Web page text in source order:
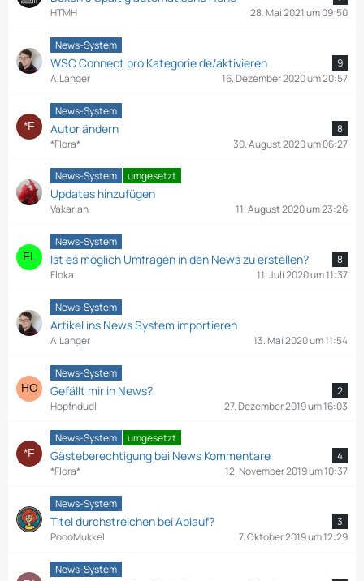
HTMH
28. Mai 2021 um 09:50
News-System
WSC Connect pro Kategorie de/aktivieren
9
A.Langer
16. Dezember 2020 um 20:57
News-System
Autor ändern
8
*Flora*
30. August 2020 um 06:27
News-System umgesetzt
Updates hinzufügen
Vakarian 11. August 2020 um 23:26
News-System
Ist es möglich Umfragen in den News zu erstellen?
8
Floka
11. Juli 2020 um 11:37
News-System
Artikel ins News System importieren
A.Langer 13. Mai 2020 um 11:54
News-System
Gefällt mir in News?
2
Hopfndudl
27. Dezember 2019 um 16:03
News-System umgesetzt
Gästeberechtigung bei News Kommentare
4
*Flora*
12. November 2019 um 10:37
News-System
Titel durchstreichen bei Ablauf?
3
PoooMukkel
7. Oktober 2019 um 12:29
News-System